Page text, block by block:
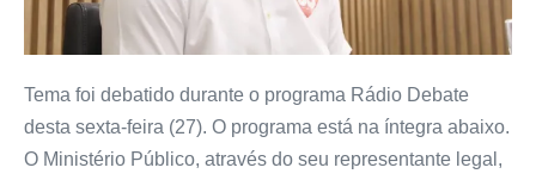
Tema foi debatido durante o programa Rádio Debate
desta sexta-feira (27). O programa está na íntegra abaixo.
O Ministério Público, através do seu representante legal,